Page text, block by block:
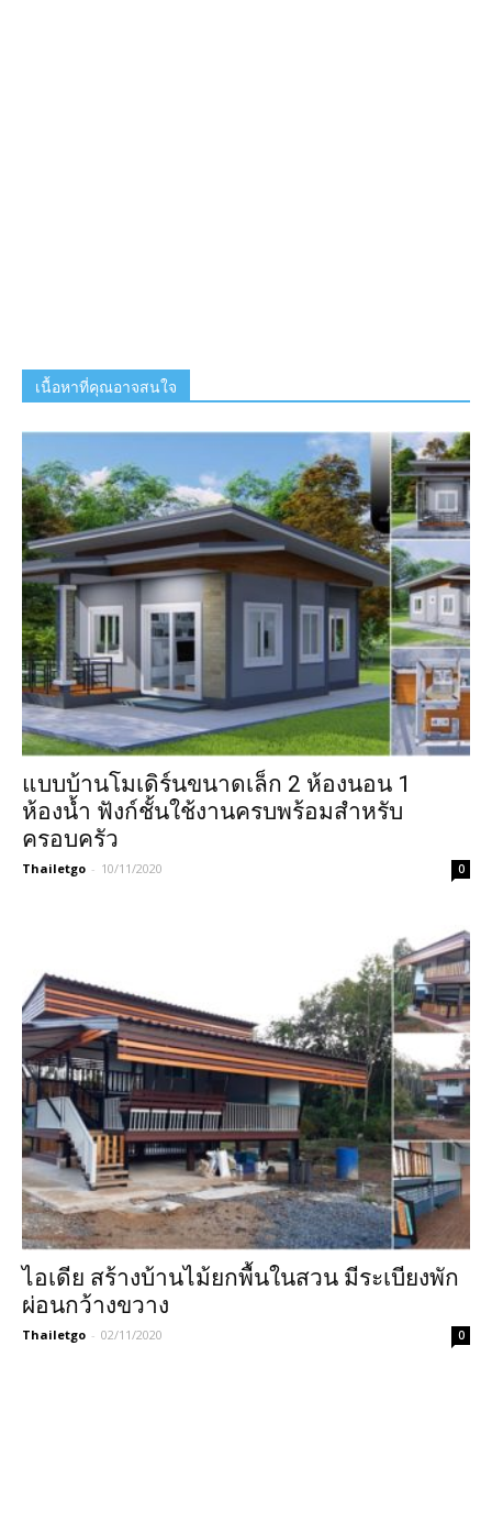
เนื้อหาที่คุณอาจสนใจ
แบบบ้านโมเดิร์นขนาดเล็ก 2 ห้องนอน 1
ห้องน้ำ ฟังก์ชั้นใช้งานครบพร้อมสำหรับ
ครอบครัว
Thailetgo - 10/11/2020 0
ไอเดีย สร้างบ้านไม้ยกพื้นในสวน มีระเบียงพัก
ผ่อนกว้างขวาง
Thailetgo - 02/11/2020 0